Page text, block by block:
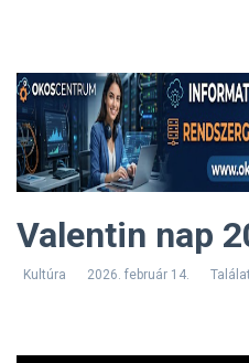
Valentin nap
Kultúra 2026. február 14.